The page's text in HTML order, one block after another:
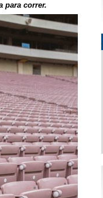
para correr.